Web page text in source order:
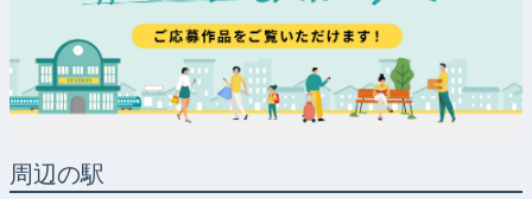
周辺の駅